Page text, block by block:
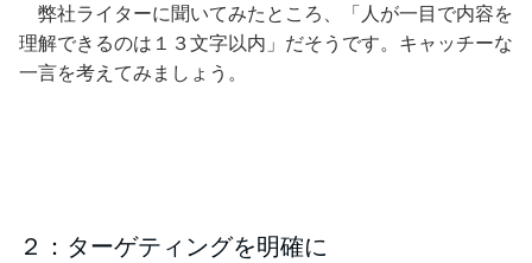
弊社ライターに聞いてみたところ、「人が一目で内容を
理解できるのは１３文字以内」だそうです。キャッチーな
一言を考えてみましょう。
２：ターゲティングを明確に